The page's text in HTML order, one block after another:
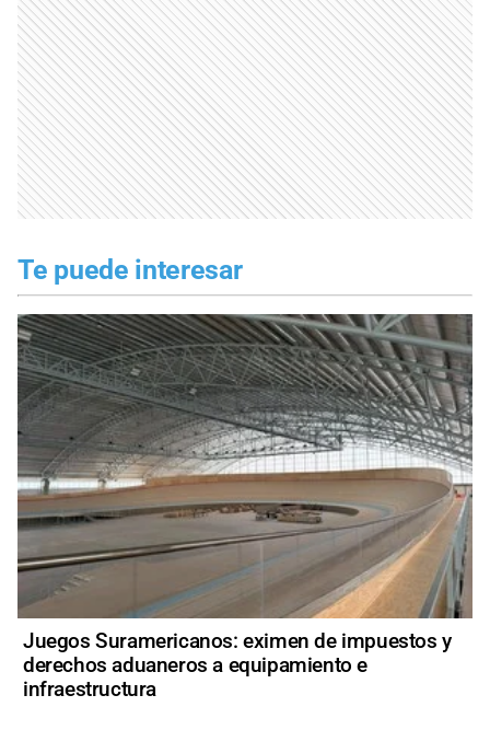
Te puede interesar
Juegos Suramericanos: eximen de impuestos y
derechos aduaneros a equipamiento e
infraestructura